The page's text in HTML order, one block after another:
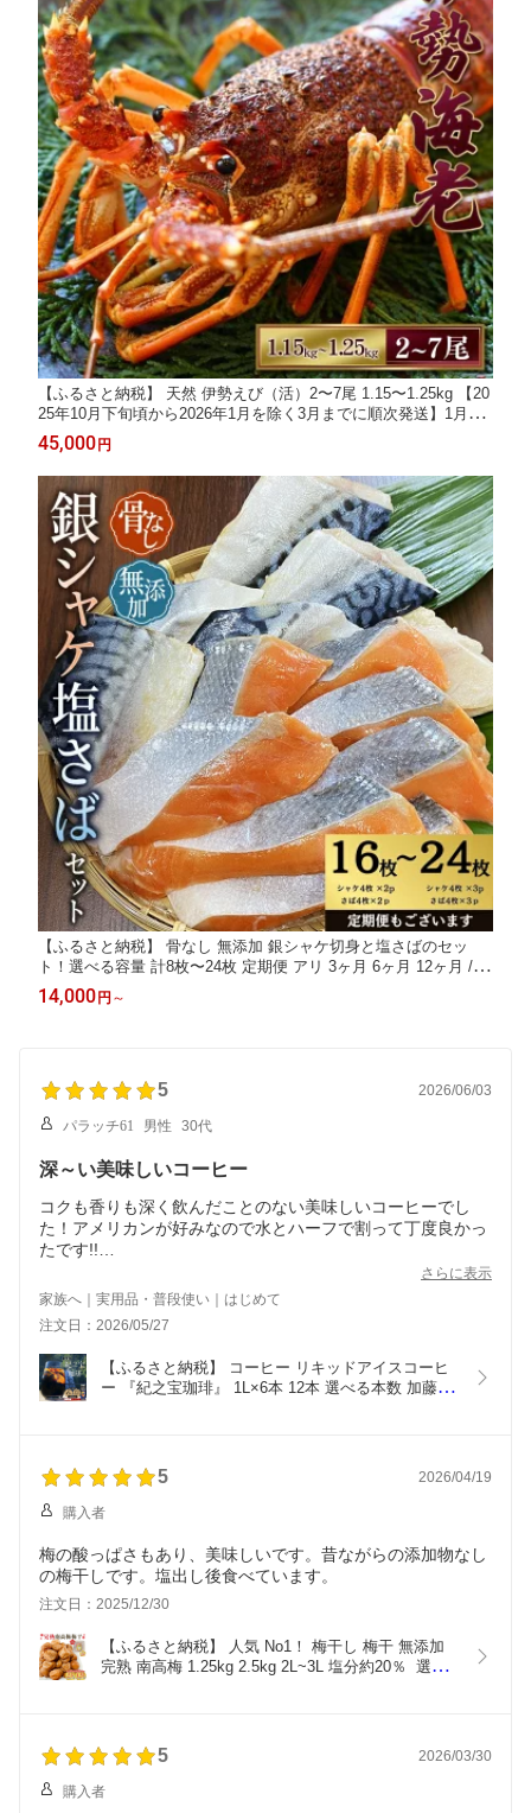
【ふるさと納税】 天然 伊勢えび（活）2〜7尾 1.15〜1.25kg 【20
25年10月下旬頃から2026年1月を除く3月までに順次発送】1月は
漁不可】 / 海老 伊勢エビ 伊勢海老 えび エビ 海鮮 海の幸 活 活き
お取り寄せ 人気 数量限定 いせえび イセエビ
45,000 円
【ふるさと納税】 骨なし 無添加 銀シャケ切身と塩さばのセッ
ト！選べる容量 計8枚〜24枚 定期便 アリ 3ヶ月 6ヶ月 12ヶ月 / サ
ケ 鮭 シャケ サバ 塩サバ 冷凍 おかず 魚 お魚 魚介 海鮮 安心 人
気 大容量 小分け ごはんのお供 焼き魚
14,000 円 ～
5 2026/06/03
パラッチ61 男性 30代
深～い美味しいコーヒー
コクも香りも深く飲んだことのない美味しいコーヒーでし
た！アメリカンが好みなので水とハーフで割って丁度良かっ
たです!!
ストックが少なくなってきたらリピートしたいと思います!!
2～3日で届き驚きでした
さらに表示
家族へ｜実用品・普段使い｜はじめて
注文日：2026/05/27
【ふるさと納税】 コーヒー リキッドアイスコーヒ
ー 『紀之宝珈琲』 1L×6本 12本 選べる本数 加藤珈
5 2026/04/19
購入者
梅の酸っぱさもあり、美味しいです。昔ながらの添加物なし
の梅干しです。塩出し後食べています。
注文日：2025/12/30
【ふるさと納税】 人気 No1！ 梅干し 梅干 無添加
完熟 南高梅 1.25kg 2.5kg 2L~3L 塩分約20％  選べ
5 2026/03/30
購入者